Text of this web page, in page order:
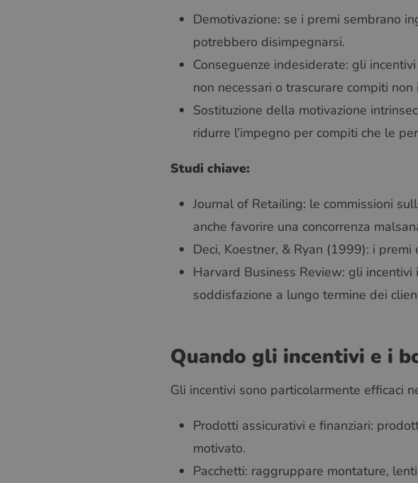
Demotivazione: se i premi sembrano
potrebbero disimpegnarsi.
Conseguenze indesiderate: gli
non necessari o trascurare compiti non
Sostituzione della motivazione
ridurre l’impegno per compiti che le
Studi chiave:
Journal of Retailing: le commissioni
anche favorire una concorrenza
Deci, Koestner, & Ryan (1999): i
Harvard Business Review: gli
soddisfazione a lungo termine dei
Quando gli incentivi e i
Gli incentivi sono particolarmente efficaci
Prodotti assicurativi e finanziari:
motivato.
Pacchetti: raggruppare montature,